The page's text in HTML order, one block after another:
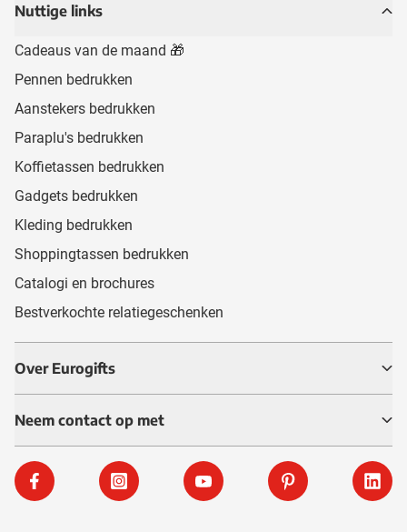
Nuttige links
Cadeaus van de maand 🎁
Pennen bedrukken
Aanstekers bedrukken
Paraplu's bedrukken
Koffietassen bedrukken
Gadgets bedrukken
Kleding bedrukken
Shoppingtassen bedrukken
Catalogi en brochures
Bestverkochte relatiegeschenken
Over Eurogifts
Neem contact op met
Facebook Instagram YouTube Pinterest